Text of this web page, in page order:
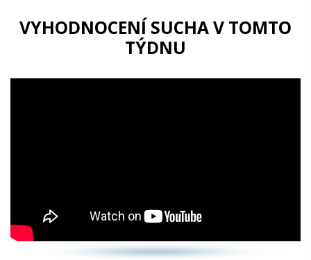
VYHODNOCENÍ SUCHA V TOMTO
TÝDNU